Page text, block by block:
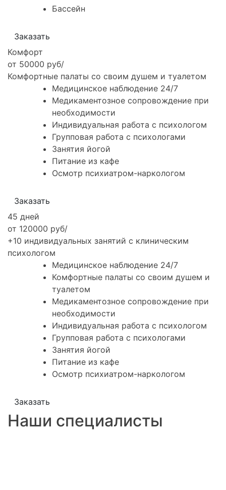
Бассейн
Заказать
Комфорт
от 50000 руб/
Комфортные палаты со своим душем и туалетом
Медицинское наблюдение 24/7
Медикаментозное сопровождение при
необходимости
Индивидуальная работа с психологом
Групповая работа с психологами
Занятия йогой
Питание из кафе
Осмотр психиатром-наркологом
Заказать
45 дней
от 120000 руб/
+10 индивидуальных занятий с клиническим
психологом
Медицинское наблюдение 24/7
Комфортные палаты со своим душем и
туалетом
Медикаментозное сопровождение при
необходимости
Индивидуальная работа с психологом
Групповая работа с психологами
Занятия йогой
Питание из кафе
Осмотр психиатром-наркологом
Заказать
Наши специалисты